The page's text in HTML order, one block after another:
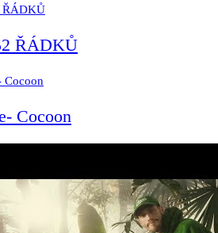
ŘÁDKŮ
Cocoon